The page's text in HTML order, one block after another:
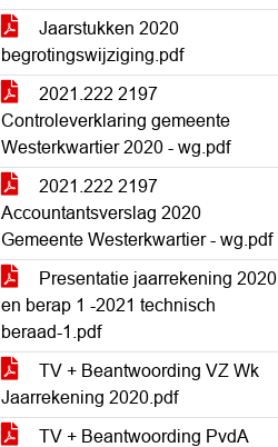
Jaarstukken 2020
begrotingswijziging.pdf
2021.222 2197
Controleverklaring gemeente
Westerkwartier 2020 - wg.pdf
2021.222 2197
Accountantsverslag 2020
Gemeente Westerkwartier - wg.pdf
Presentatie jaarrekening 2020
en berap 1 -2021 technisch
beraad-1.pdf
TV + Beantwoording VZ Wk
Jaarrekening 2020.pdf
TV + Beantwoording PvdA